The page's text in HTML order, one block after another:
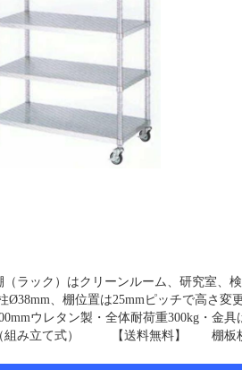
（ラック）はクリーンルーム、研究室
Ø38mm、棚位置は25mmピッチで高さ
ウレタン製・全体耐荷重300kg・金
（組み立て式） 【送料無料】 棚板枚